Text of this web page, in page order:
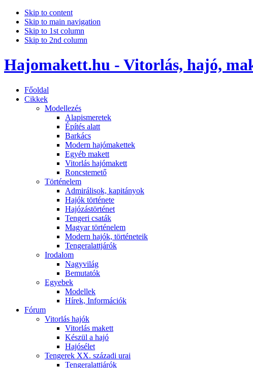
Skip to content
Skip to main navigation
Skip to 1st column
Skip to 2nd column
Hajomakett.hu - Vitorlás, hajó,
Főoldal
Cikkek
Modellezés
Alapismeretek
Építés alatt
Barkács
Modern hajómakettek
Egyéb makett
Vitorlás hajómakett
Roncstemető
Történelem
Admirálisok, kapitányok
Hajók története
Hajózástörténet
Tengeri csaták
Magyar történelem
Modern hajók, történeteik
Tengeralattjárók
Irodalom
Nagyvilág
Bemutatók
Egyebek
Modellek
Hírek, Információk
Fórum
Vitorlás hajók
Vitorlás makett
Készül a hajó
Hajósélet
Tengerek XX. századi urai
Tengeralattjárók